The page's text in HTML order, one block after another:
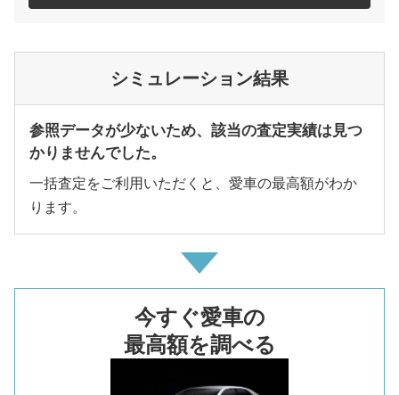
シミュレーション結果
参照データが少ないため、該当の査定実績は見つ
かりませんでした。
一括査定をご利用いただくと、愛車の最高額がわか
ります。
今すぐ愛車の
最高額を調べる